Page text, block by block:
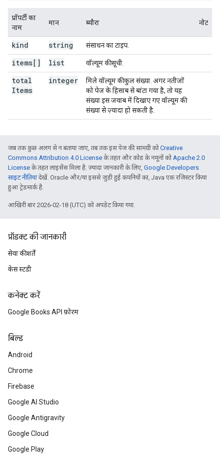
प्रॉपर्टी का
नाम
मान ब्यौरा नोट
kind string संसाधन का टाइप.
items[] list वॉल्यूम की सूची.
total
Items
integer
मिले वॉल्यूम की कुल संख्या. अगर नतीजों
को पेज के हिसाब से बांटा गया है, तो यह
संख्या इस जवाब में दिखाए गए वॉल्यूम की
संख्या से ज़्यादा हो सकती है.
जब तक कुछ अलग से न बताया जाए, तब तक इस पेज की सामग्री कोCreative
Commons Attribution 4.0 License के तहत और कोड के नमूनों कोApache 2.0
License के तहत लाइसेंस मिला है. ज़्यादा जानकारी के लिए, Google Developers
साइट नीतियांदेखें. Oracle और/या इससे जुड़ी हुई कंपनियों का, Java एक रजिस्टर किया
हुआ ट्रेडमार्क है.
आखिरी बार 2026-02-18 (UTC) को अपडेट किया गया.
प्रॉडक्ट की जानकारी
सेवा की शर्तें
केस स्टडी
कनेक्ट करें
Google Books API फ़ोरम
बिल्ड
Android
Chrome
Firebase
Google AI Studio
Google Antigravity
Google Cloud
Google Play